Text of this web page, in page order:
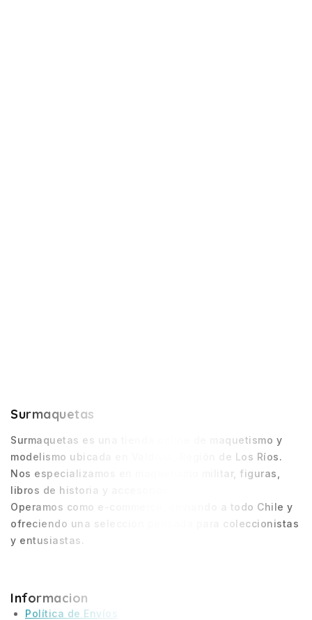
Surmaquetas
Surmaquetas es una tienda online de maquetismo y
modelismo ubicada en Valdivia, Región de Los Ríos.
Nos especializamos en maquetismo militar, figuras,
libros de historia y accesorios.
Operamos como e-commerce, enviando a todo Chile y
ofreciendo una selección pensada para coleccionistas
y entusiastas.
Informacion
Política de Envíos